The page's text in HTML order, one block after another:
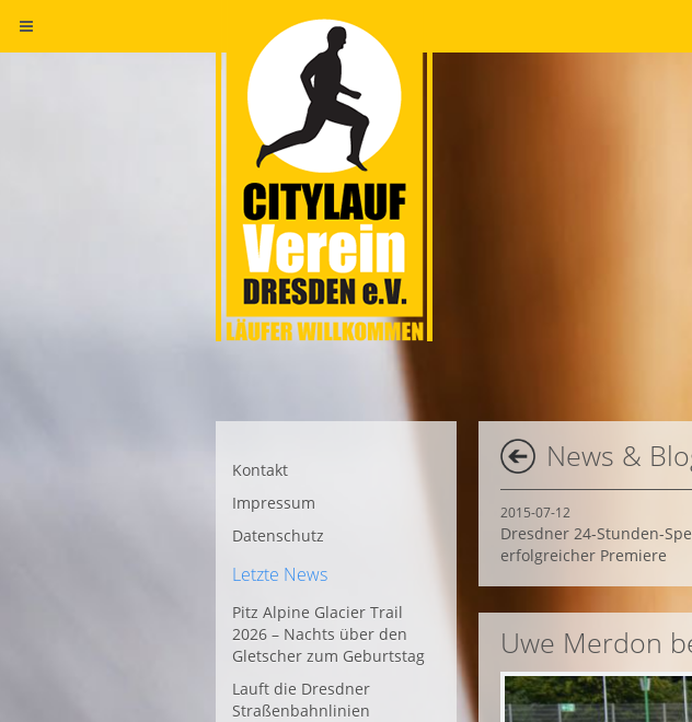
Kontakt
Impressum
Datenschutz
Letzte News
Pitz Alpine Glacier Trail
2026 – Nachts über den
Gletscher zum Geburtstag
Lauft die Dresdner
Straßenbahnlinien
News &
2015-07-12
Dresdner 24-Stunden-
erfolgreicher Premiere
Uwe Merdon